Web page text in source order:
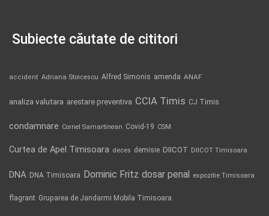
Subiecte căutate de cititori
accident Adriana Stoicescu Alfred Simonis amenda ANAF
analiza valutara arestare preventiva CCIA Timis CJ Timis
condamnare Cornel Samartinean Covid-19 CSM
Curtea de Apel Timisoara deces demisie DIICOT DIICOT Timisoara
DNA DNA Timisoara Dominic Fritz dosar penal expozitie Timisoara
flagrant Gruparea de Jandarmi Mobila Timisoara